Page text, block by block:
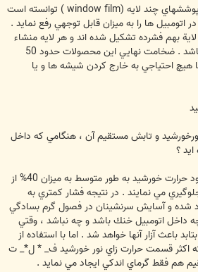
امروزه توسعه فن آوري توليد پوششهاي چند لايه (window film ) توانسته است
ها را به ميزان قابل توجهي رفع نمايد .
چنين محصولاتي معمولاً‌ از 6 لاية بهم فشرده تشكيل شده اند و هر لايه منشاء
ايجاد خاصيت مشخصي مي باشد . ضخامت نهايي اين محصولات حدود 50
هيچ احتياجي به خارج كردن شيشه ها و يا
و تابش مستقيم آن ، هنگامي كه داخل
؟
پوششهاي مدرن با كاهش ورود حرارت خورشيد به طور متوسط به ميزان 40% از
مي نمايند . در نتيجه فشار كمتري به
شده و آسايش سرنشينان در فصول گرم بسادگي
اتومبيل خنك باشد و چه نباشد ، وقتي
باعث آزار آنها خواهد شد . اما با استفاده از
اكثر قسمت حرارت زاي نور خورشيد ف_ * ل*_ ت
هم فقط گرماي اندكي ايجاد مي نمايد .